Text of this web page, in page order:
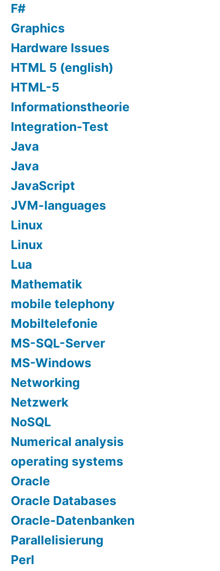
F#
Graphics
Hardware Issues
HTML 5 (english)
HTML-5
Informationstheorie
Integration-Test
Java
Java
JavaScript
JVM-languages
Linux
Linux
Lua
Mathematik
mobile telephony
Mobiltelefonie
MS-SQL-Server
MS-Windows
Networking
Netzwerk
NoSQL
Numerical analysis
operating systems
Oracle
Oracle Databases
Oracle-Datenbanken
Parallelisierung
Perl